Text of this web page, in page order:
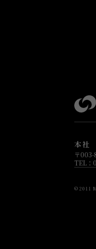
本社
〒
TEL：
©2011